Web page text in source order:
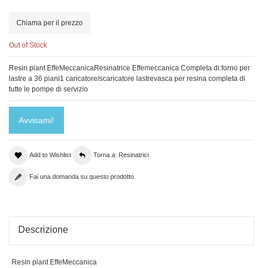
Chiama per il prezzo
Out of Stock
Resin plant EffeMeccanicaResinatrice Effemeccanica Completa di:forno per
lastre a 36 piani1 caricatore/scaricatore lastrevasca per resina completa di
tutte le pompe di servizio
Avvisami!
Add to Wishlist Torna a: Resinatrici
Fai una domanda su questo prodotto
Descrizione
Resin plant EffeMeccanica